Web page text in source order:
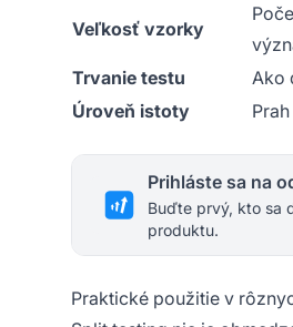
Veľkosť vzorky
Trvanie testu Ako
Úroveň istoty
Prihláste sa na
Buďte prvý, kto sa
produktu.
Praktické použitie v